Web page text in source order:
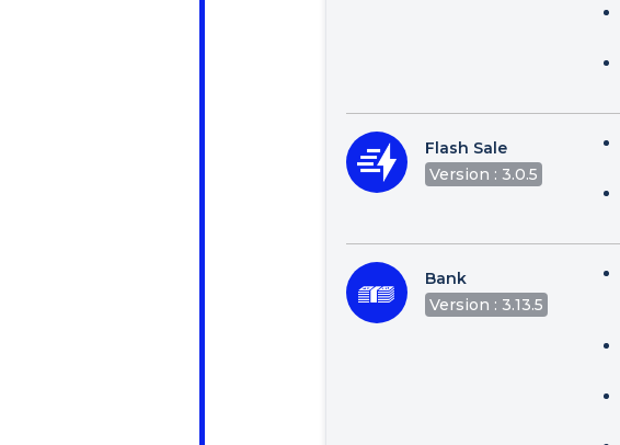
Flash Sale
Version : 3.0.5
Bank
Version : 3.13.5